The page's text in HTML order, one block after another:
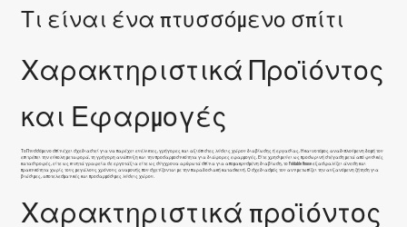
Τι είναι ένα πτυσσόμενο σπίτι
Χαρακτηριστικά Προϊόντος
και Εφαρμογές
ΤοΠτυσσόμενο σπίτιέχει σχεδιαστεί για να παρέχει ευέλικτες, γρήγορες και αξιόπιστες λύσεις χώρου διαβίωσης ή εργασίας. Η καινοτόμος αναδιπλούμενη δομή του
επιτρέπει την εύκολη μεταφορά, τη γρήγορη ανάπτυξη και την προσαρμοστικότητα για διάφορες εφαρμογές. Είτε χρησιμεύει ως προσωρινή στέγαση μετά από φυσικές
καταστροφές, είτε ως κινητά γραφεία σε εργοτάξια είτε ως σύγχρονα αρθρωτά σπίτια για απομακρυσμένη διαβίωση, το Foldable House εξασφαλίζει άνεση και
πρακτικότητα χωρίς τους μεγάλους χρόνους αναμονής που σχετίζονται με την παραδοσιακή κατασκευή. Ο σχεδιασμός του αντιμετωπίζει την αυξανόμενη ζήτηση για
βιώσιμες, αποτελεσματικές και προσαρμόσιμες λύσεις χώρου.
Χαρακτηριστικά προϊόντος